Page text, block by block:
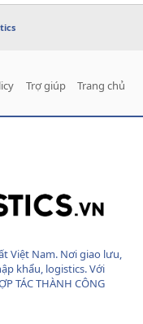
Trợ giúp Trang chủ
Việt Nam. Nơi giao lưu,
khẩu, logistics. Với
TÁC THÀNH CÔNG